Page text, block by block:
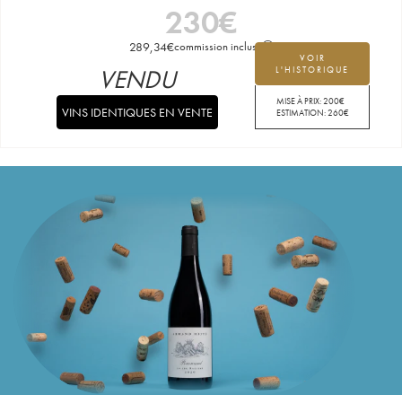
230€
289,34€commission incluse
VOIR
L'HISTORIQUE
MISE À PRIX:200€
ESTIMATION:260€
VENDU
VINS IDENTIQUES EN VENTE